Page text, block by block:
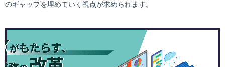
のギャップを埋めていく視点が求められます。